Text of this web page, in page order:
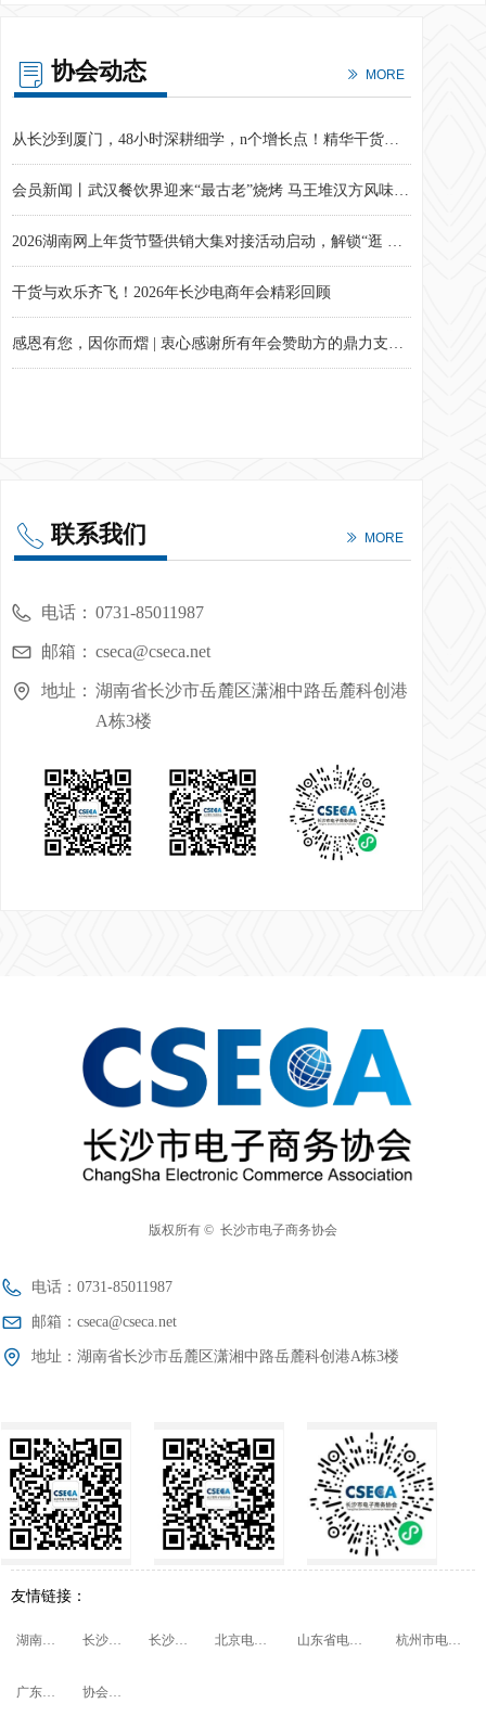
协会动态 ꅀ MORE
ꂓ
以赛促创 筑梦青春——第十三届湖南省大学生电子商务大赛落幕
2026电商年度经营计划如何从共识到落地？这场训练营给出了破局答案！
从24小时88898台到1小时289000台：小米爆品战略背后的用户经营逻辑
第27期电商增长实战训练营圆满结束，解锁AI全链路降本增效密码
我会携企业发布合规倡议 助力中部六省省会城市共织网络交易“协同监管网”
​“湘”港电商携手筑桥 助力湖湘优品直达香港 解锁小红书「店铺运营X笔记经营X直播转化」三频共振密码，电商增长实战训练营第22期圆满结束从内容到流量：AI如何助力电商精准营销？现场实战干货来啦！
孵化湖湘青年创业梦想！第十二届湖南省大学生电子商务大赛圆满收官！
从“经验主义”到“精准识人”​，用MBTI解码电商人才管理新范式
如何让企业 “活久赚多”？这套「增长方程式」速速get！ 企业动力不足？人才持续流失？《科学分钱》课程现场笔记来啦！
破局同质化竞争，探索增长新路径——电商增长实战训练营第21期圆满结束
穿越旧时光，共赴8090之约丨“拾光为伍 预见未来”第十五周年庆典暨2025年长沙电商年会圆满落幕
联系我们 ꅀ MORE
ꂅ
电话： 0731-85011987
邮箱： cseca@cseca.net
地址： 湖南省长沙市岳麓区潇湘中路岳麓科创港
A栋3楼
版权所有 © 长沙市电子商务协会
电话： 0731-85011987
邮箱： cseca@cseca.net
地址： 湖南省长沙市岳麓区潇湘中路岳麓科创港A栋3楼
友情链接：
湖南省商务厅 长沙市商务局 长沙市民政局 北京电子商务协会 山东省电子商务促进会 杭州市电子商务协会
广东省电子商务协会 协会会员管理系统